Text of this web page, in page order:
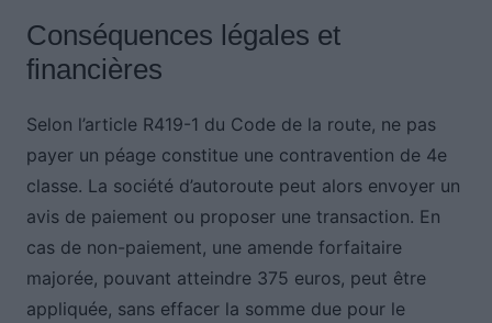
Conséquences légales et
financières
Selon l’article R419-1 du Code de la route, ne pas
payer un péage constitue une contravention de 4e
classe. La société d’autoroute peut alors envoyer un
avis de paiement ou proposer une transaction. En
cas de non-paiement, une amende forfaitaire
majorée, pouvant atteindre 375 euros, peut être
appliquée, sans effacer la somme due pour le